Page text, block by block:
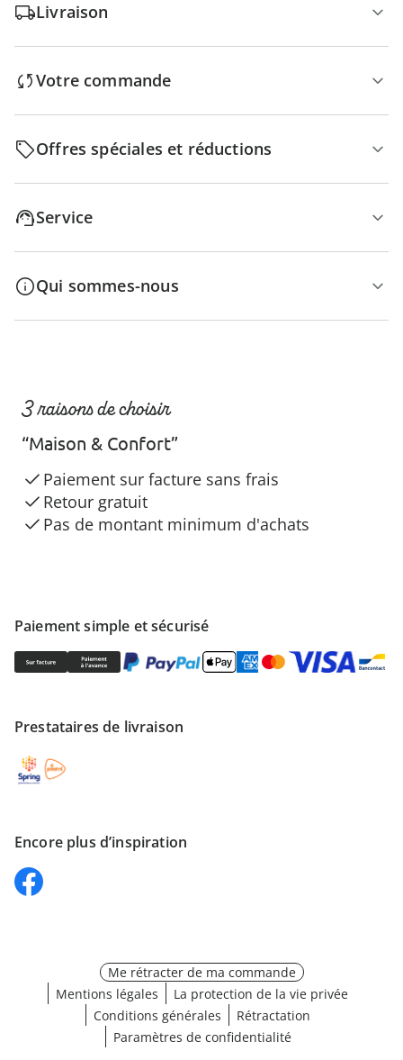
Livraison
Votre commande
Offres spéciales et réductions
Service
Qui sommes-nous
Paiement simple et sécurisé
Prestataires de livraison
Encore plus d’inspiration
3 raisons de choisir
“Maison & Confort”
Paiement sur facture sans frais
Retour gratuit
Pas de montant minimum d'achats
Me rétracter de ma commande
Mentions légales
La protection de la vie privée
Conditions générales
Rétractation
Paramètres de confidentialité